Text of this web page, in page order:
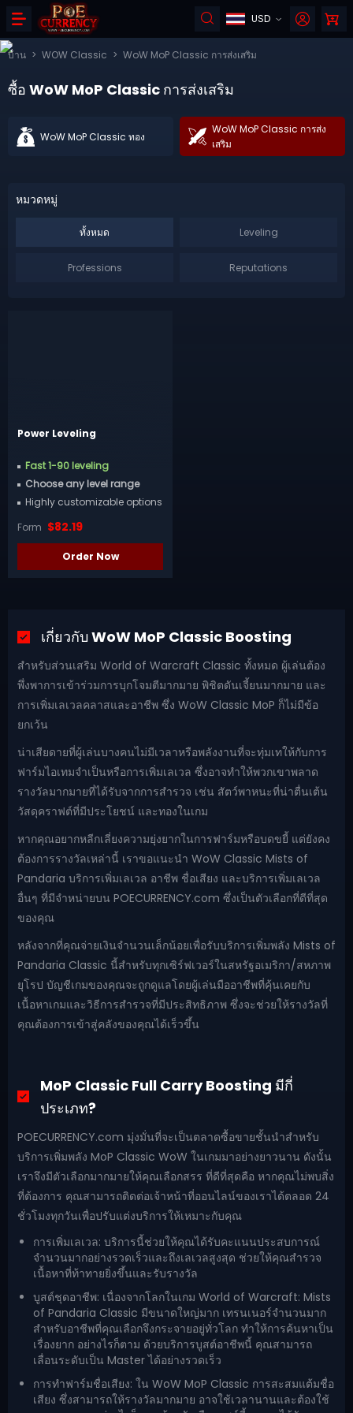
USD
บ้าน > WOW Classic > WoW MoP Classic การส่งเสริม
ซื้อ WoW MoP Classic การส่งเสริม
WoW MoP Classic ทอง
WoW MoP Classic การส่ง
เสริม
หมวดหมู่
ทั้งหมด Leveling
Professions Reputations
Power Leveling
Fast 1-90 leveling
Choose any level range
Highly customizable options
Form $82.19
Order Now
เกี่ยวกับ WoW MoP Classic Boosting
สำหรับส่วนเสริม World of Warcraft Classic ทั้งหมด ผู้เล่นต้อง
พึ่งพาการเข้าร่วมการบุกโจมตีมากมาย พิชิตดันเจี้ยนมากมาย และ
การเพิ่มเลเวลคลาสและอาชีพ ซึ่ง WoW Classic MoP ก็ไม่มีข้อ
ยกเว้น
น่าเสียดายที่ผู้เล่นบางคนไม่มีเวลาหรือพลังงานที่จะทุ่มเทให้กับการ
ฟาร์มไอเทมจำเป็นหรือการเพิ่มเลเวล ซึ่งอาจทำให้พวกเขาพลาด
รางวัลมากมายที่ได้รับจากการสำรวจ เช่น สัตว์พาหนะที่น่าตื่นเต้น
วัสดุคราฟต์ที่มีประโยชน์ และทองในเกม
หากคุณอยากหลีกเลี่ยงความยุ่งยากในการฟาร์มหรือบดขยี้ แต่ยังคง
ต้องการรางวัลเหล่านี้ เราขอแนะนำ WoW Classic Mists of
Pandaria บริการเพิ่มเลเวล อาชีพ ชื่อเสียง และบริการเพิ่มเลเวล
อื่นๆ ที่มีจำหน่ายบน POECURRENCY.com ซึ่งเป็นตัวเลือกที่ดีที่สุด
ของคุณ
หลังจากที่คุณจ่ายเงินจำนวนเล็กน้อยเพื่อรับบริการเพิ่มพลัง Mists of
Pandaria Classic นี้สำหรับทุกเซิร์ฟเวอร์ในสหรัฐอเมริกา/สหภาพ
ยุโรป บัญชีเกมของคุณจะถูกดูแลโดยผู้เล่นมืออาชีพที่คุ้นเคยกับ
เนื้อหาเกมและวิธีการสำรวจที่มีประสิทธิภาพ ซึ่งจะช่วยให้รางวัลที่
คุณต้องการเข้าสู่คลังของคุณได้เร็วขึ้น
MoP Classic Full Carry Boosting มีกี่
ประเภท?
POECURRENCY.com มุ่งมั่นที่จะเป็นตลาดซื้อขายชั้นนำสำหรับ
บริการเพิ่มพลัง MoP Classic WoW ในเกมมาอย่างยาวนาน ดังนั้น
เราจึงมีตัวเลือกมากมายให้คุณเลือกสรร ที่ดีที่สุดคือ หากคุณไม่พบสิ่ง
ที่ต้องการ คุณสามารถติดต่อเจ้าหน้าที่ออนไลน์ของเราได้ตลอด 24
ชั่วโมงทุกวันเพื่อปรับแต่งบริการให้เหมาะกับคุณ
การเพิ่มเลเวล: บริการนี้ช่วยให้คุณได้รับคะแนนประสบการณ์
จำนวนมากอย่างรวดเร็วและถึงเลเวลสูงสุด ช่วยให้คุณสำรวจ
เนื้อหาที่ท้าทายยิ่งขึ้นและรับรางวัล
บูสต์ชุดอาชีพ: เนื่องจากโลกในเกม World of Warcraft: Mists
of Pandaria Classic มีขนาดใหญ่มาก เทรนเนอร์จำนวนมาก
สำหรับอาชีพที่คุณเลือกจึงกระจายอยู่ทั่วโลก ทำให้การค้นหาเป็น
เรื่องยาก อย่างไรก็ตาม ด้วยบริการบูสต์อาชีพนี้ คุณสามารถ
เลื่อนระดับเป็น Master ได้อย่างรวดเร็ว
การทำฟาร์มชื่อเสียง: ใน WoW MoP Classic การสะสมแต้มชื่อ
เสียง ซึ่งสามารถให้รางวัลมากมาย อาจใช้เวลานานและต้องใช้